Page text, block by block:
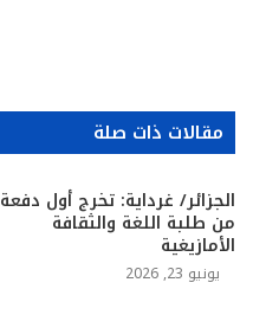
مقالات ذات صلة
الجزائر/ غرداية: تخرج أول دفعة
من طلبة اللغة والثقافة
الأمازيغية
يونيو 23, 2026